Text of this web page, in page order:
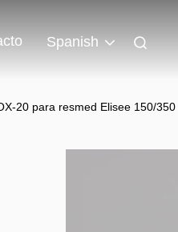
Spanish
20 para resmed Elisee 150/350